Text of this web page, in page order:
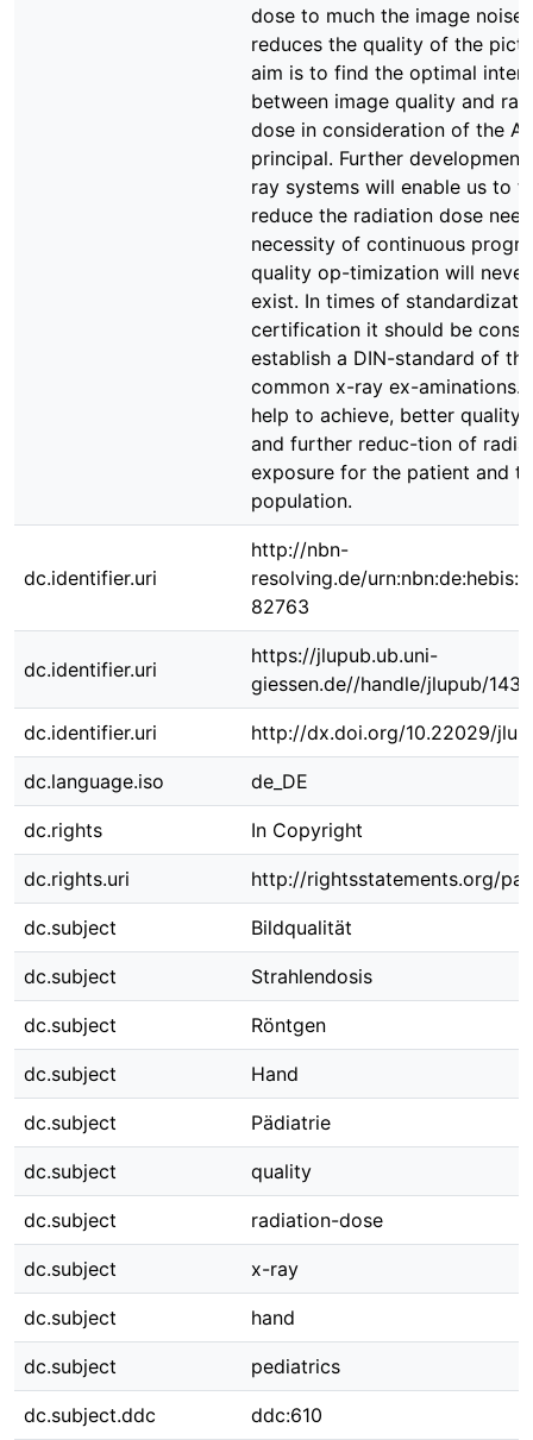
dose to much the image noise
reduces the quality of the
aim is to find the optimal
between image quality and
dose in consideration of the
principal. Further
ray systems will enable us to
reduce the radiation dose
necessity of continuous
quality op-timization will
exist. In times of
certification it should be
establish a DIN-standard of
common x-ray ex-aminations.
help to achieve, better quality
and further reduc-tion of
exposure for the patient and
population.
dc.identifier.uri
http://nbn-
resolving.de/
82763
dc.identifier.uri
https://jlupub.ub.uni-
giessen.de//handle/jlupub/
dc.identifier.uri http://dx.doi.org/10.22029/
dc.language.iso de_DE
dc.rights In Copyright
dc.rights.uri http://rightsstatements.org/
dc.subject Bildqualität
dc.subject Strahlendosis
dc.subject Röntgen
dc.subject Hand
dc.subject Pädiatrie
dc.subject quality
dc.subject radiation-dose
dc.subject x-ray
dc.subject hand
dc.subject pediatrics
dc.subject.ddc ddc:610